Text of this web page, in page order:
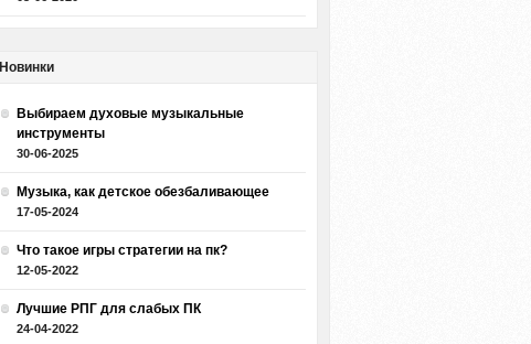
Новинки
Выбираем духовые музыкальные
инструменты
30-06-2025
Музыка, как детское обезбаливающее
17-05-2024
Что такое игры стратегии на пк?
12-05-2022
Лучшие РПГ для слабых ПК
24-04-2022